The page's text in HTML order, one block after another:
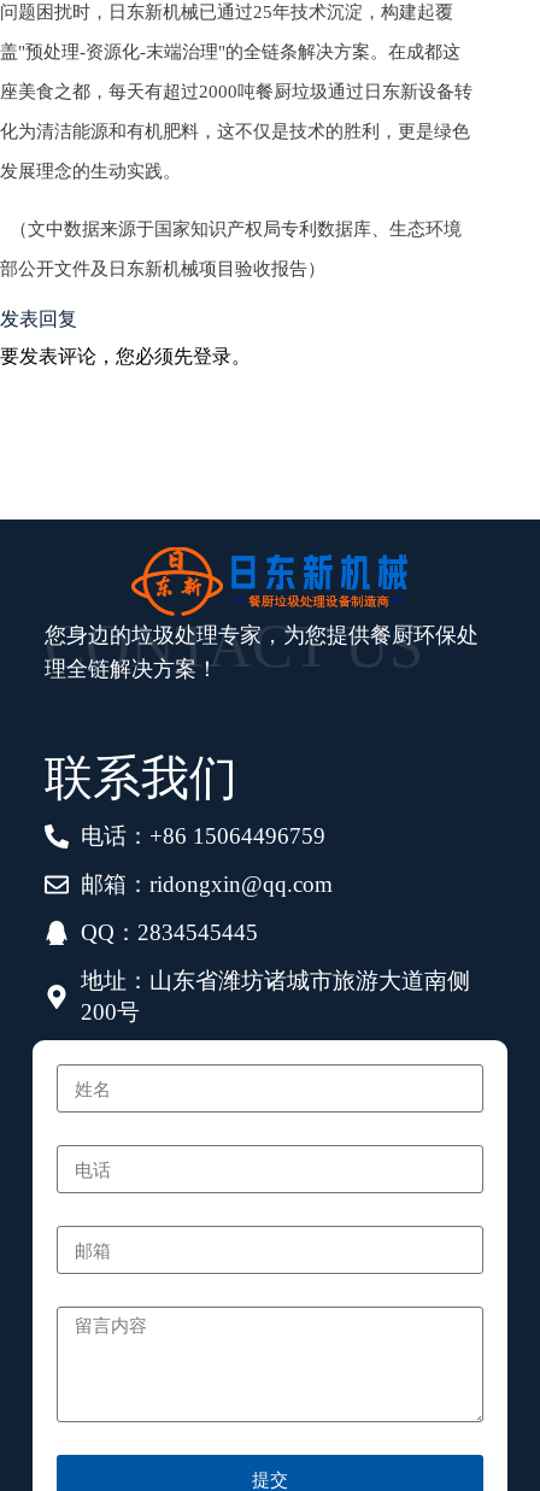
问题困扰时，日东新机械已通过25年技术沉淀，构建起覆
盖"预处理-资源化-末端治理"的全链条解决方案。在成都这
座美食之都，每天有超过2000吨餐厨垃圾通过日东新设备转
化为清洁能源和有机肥料，这不仅是技术的胜利，更是绿色
发展理念的生动实践。
（文中数据来源于国家知识产权局专利数据库、生态环境
部公开文件及日东新机械项目验收报告）
发表回复
要发表评论，您必须先登录。
CONTACT US
您身边的垃圾处理专家，为您提供餐厨环保处
理全链解决方案！
联系我们
电话：+86 15064496759
邮箱：ridongxin@qq.com
QQ：2834545445
地址：山东省潍坊诸城市旅游大道南侧
200号
提交